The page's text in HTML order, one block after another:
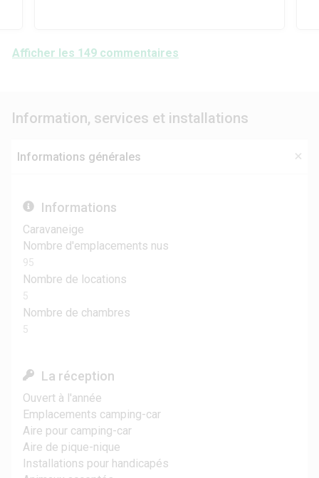
Afficher les 149 commentaires
Information, services et installations
Informations générales
Informations
Caravaneige
Nombre d'emplacements nus
95
Nombre de locations
5
Nombre de chambres
5
La réception
Ouvert à l'année
Emplacements camping-car
Aire pour camping-car
Aire de pique-nique
Installations pour handicapés